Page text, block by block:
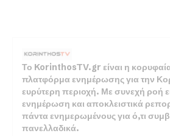
Το KorinthosTV.gr είναι η κορυφαία
πλατφόρμα ενημέρωσης για την
ευρύτερη περιοχή. Με συνεχή ροή
ενημέρωση και αποκλειστικά
πάντα ενημερωμένους για ό,τι
πανελλαδικά.